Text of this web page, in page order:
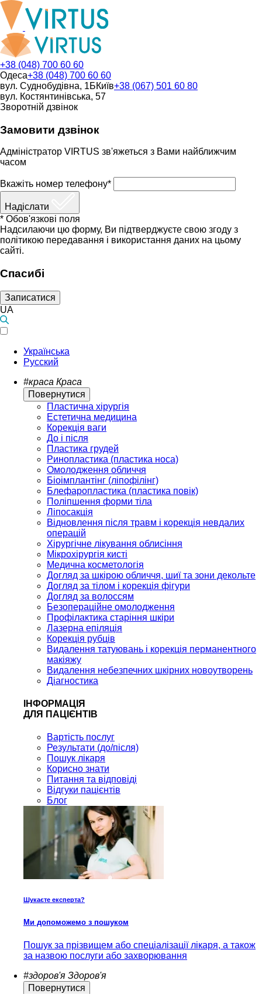
+38 (048) 700 60 60
Одеса+38 (048) 700 60 60
вул. Суднобудівна, 1БКиїв+38 (067) 501 60 80
вул. Костянтинівська, 57
Зворотній дзвінок
Замовити дзвінок
Адміністратор VIRTUS зв'яжеться з Вами найближчим
часом
Вкажіть номер телефону*
Надіслати
* Обов'язкові поля
Надсилаючи цю форму, Ви підтверджуєте свою згоду з
політикою передавання і використання даних на цьому
сайті.
Спасибі
Записатися
UA
Українська
Русский
#краса Краса
Повернутися
Пластична хірургія
Естетична медицина
Корекція ваги
До і після
Пластика грудей
Ринопластика (пластика носа)
Омолодження обличчя
Біоімплантінг (ліпофілінг)
Блефаропластика (пластика повік)
Поліпшення форми тіла
Ліпосакція
Відновлення після травм і корекція невдалих
операцій
Хірургічне лікування облисіння
Мікрохірургія кисті
Медична косметологія
Догляд за шкірою обличчя, шиї та зони декольте
Догляд за тілом і корекція фігури
Догляд за волоссям
Безопераційне омолодження
Профілактика старіння шкіри
Лазерна епіляція
Корекція рубців
Видалення татуювань і корекція перманентного
макіяжу
Видалення небезпечних шкірних новоутворень
Діагностика
ІНФОРМАЦІЯ
ДЛЯ ПАЦІЄНТІВ
Вартість послуг
Результати (до/після)
Пошук лікаря
Корисно знати
Питання та відповіді
Відгуки пацієнтів
Блог
Шукаєте експерта?
Ми допоможемо з пошуком
Пошук за прізвищем або спеціалізації лікаря, а також
за назвою послуги або захворювання
#здоров'я Здоров'я
Повернутися